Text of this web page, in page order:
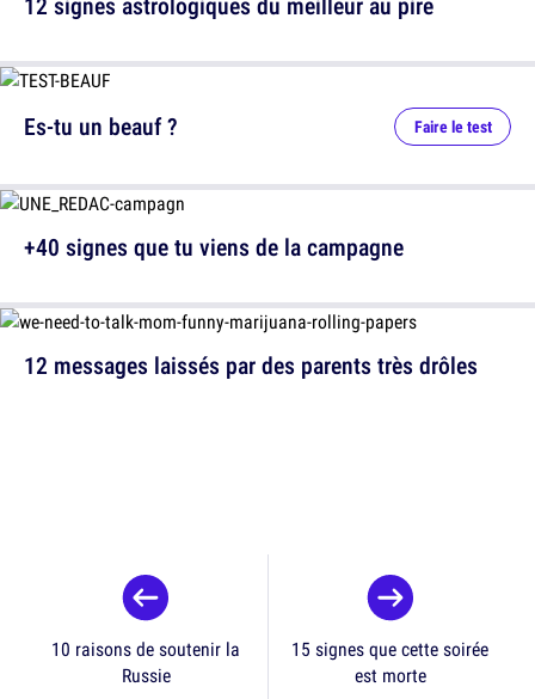
12 messages laissés par des parents très drôles
Es-tu un beauf ? Faire le test
+40 signes que tu viens de la campagne
10 raisons de soutenir la
Russie
15 signes que cette soirée
est morte